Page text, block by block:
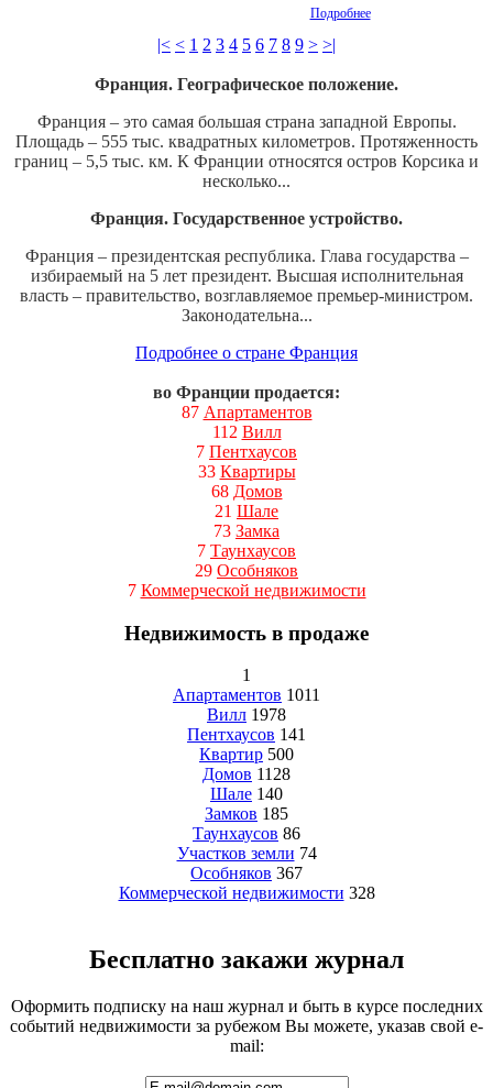
Подробнее
|< < 1 2 3 4 5 6 7 8 9 > >|
Франция. Географическое положение.
Франция – это самая большая страна западной Европы.
Площадь – 555 тыс. квадратных километров. Протяженность
границ – 5,5 тыс. км. К Франции относятся остров Корсика и
несколько...
Франция. Государственное устройство.
Франция – президентская республика. Глава государства –
избираемый на 5 лет президент. Высшая исполнительная
власть – правительство, возглавляемое премьер-министром.
Законодательна...
Подробнее о стране Франция
во Франции продается:
87 Апартаментов
112 Вилл
7 Пентхаусов
33 Квартиры
68 Домов
21 Шале
73 Замка
7 Таунхаусов
29 Особняков
7 Коммерческой недвижимости
Недвижимость в продаже
1
Апартаментов 1011
Вилл 1978
Пентхаусов 141
Квартир 500
Домов 1128
Шале 140
Замков 185
Таунхаусов 86
Участков земли 74
Особняков 367
Коммерческой недвижимости 328
Бесплатно закажи журнал
Оформить подписку на наш журнал и быть в курсе последних
событий недвижимости за рубежом Вы можете, указав свой e-
mail: